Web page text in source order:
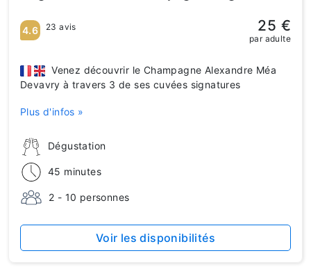
Dégustation
45 minutes
2 - 10 personnes
Venez découvrir le Champagne Alexandre Méa
Devavry à travers 3 de ses cuvées signatures
Plus d'infos »
4.6 23 avis 25 €
par adulte
Voir les disponibilités